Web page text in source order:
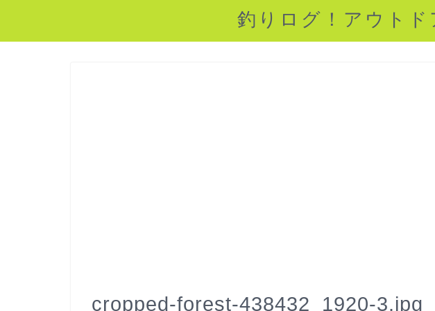
釣りログ！アウト
cropped-forest-438432_1920-3.jpg